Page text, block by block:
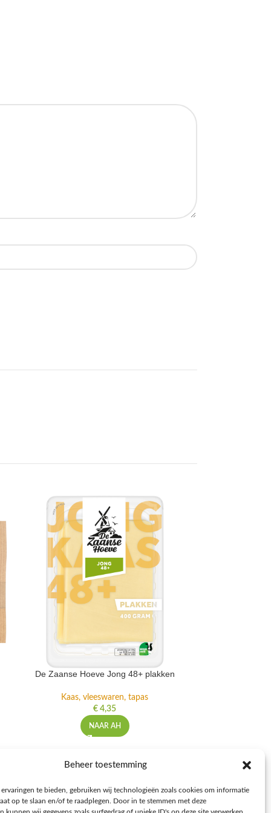
Beheer toestemming
te bieden, gebruiken wij technologieën zoals cookies om informatie
op te slaan en/of te raadplegen. Door in te stemmen met deze
De Zaanse Hoeve Jong 48+ plakken
Kaas, vleeswaren, tapas
€ 4,35
NAAR AH